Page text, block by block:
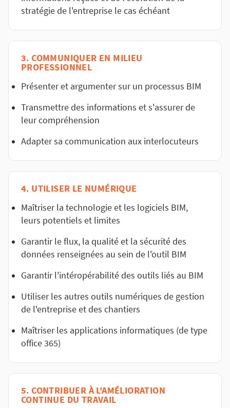
stratégie de l'entreprise le cas échéant
3. COMMUNIQUER EN MILIEU
PROFESSIONNEL
Présenter et argumenter sur un processus BIM
Transmettre des informations et s'assurer de
leur compréhension
Adapter sa communication aux interlocuteurs
4. UTILISER LE NUMÉRIQUE
Maîtriser la technologie et les logiciels BIM,
leurs potentiels et limites
Garantir le flux, la qualité et la sécurité des
données renseignées au sein de l'outil BIM
Garantir l'intéropérabilité des outils liés au BIM
Utiliser les autres outils numériques de gestion
de l'entreprise et des chantiers
Maîtriser les applications informatiques (de type
office 365)
5. CONTRIBUER À L'AMÉLIORATION
CONTINUE DU TRAVAIL